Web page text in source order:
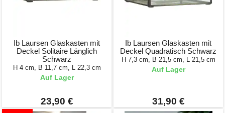
Ib Laursen Glaskasten mit
Deckel Solitaire Länglich
Schwarz
H 4 cm, B 11,7 cm, L 22,3 cm
Auf Lager
23,90 €
Ib Laursen Glaskasten mit
Deckel Quadratisch Schwarz
H 7,3 cm, B 21,5 cm, L 21,5 cm
Auf Lager
31,90 €